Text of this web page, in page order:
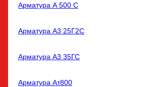
Арматура А 500 С
Арматура А3 25Г2С
Арматура А3 35ГС
Арматура Ат800